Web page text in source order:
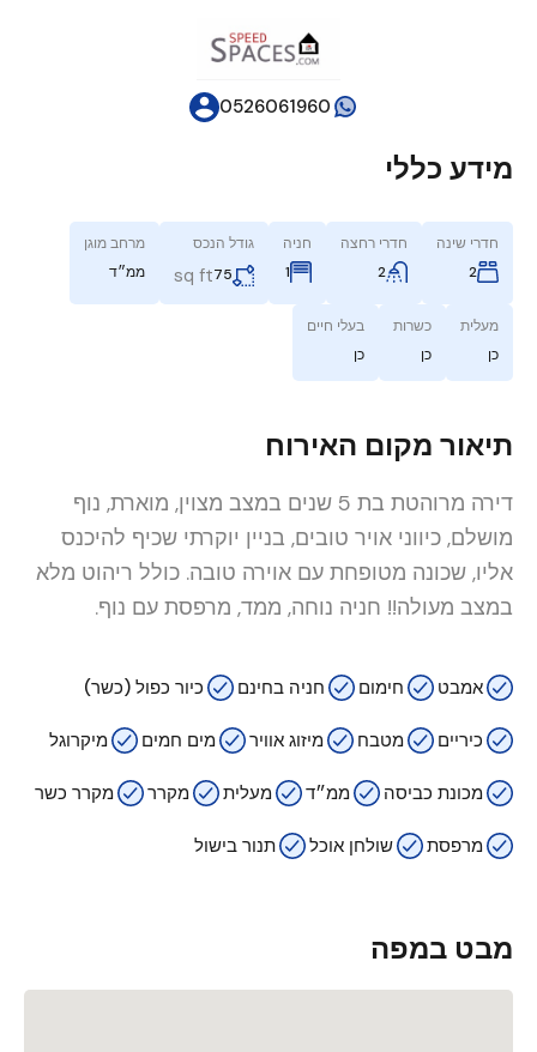
0526061960
מידע כללי
חדרי שינה
2
חדרי רחצה
2
חניה
1
גודל הנכס
75
sq ft
מרחב מוגן
ממ״ד
מעלית
כן
כשרות
כן
בעלי חיים
כן
תיאור מקום האירוח
דירה מרוהטת בת 5 שנים במצב מצוין, מוארת, נוף
מושלם, כיווני אויר טובים, בניין יוקרתי שכיף להיכנס
אליו, שכונה מטופחת עם אוירה טובה. כולל ריהוט מלא
במצב מעולה!! חניה נוחה, ממד, מרפסת עם נוף.
אמבט חימום חניה בחינם כיור כפול (כשר)
כיריים מטבח מיזוג אוויר מים חמים מיקרוגל
מכונת כביסה ממ״ד מעלית מקרר מקרר כשר
מרפסת שולחן אוכל תנור בישול
מבט במפה